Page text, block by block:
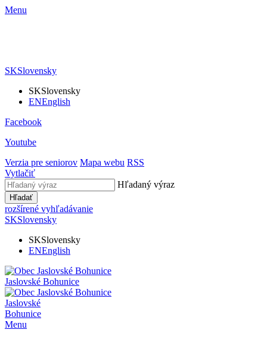
Menu
SKSlovensky
SKSlovensky
ENEnglish
Facebook
Youtube
Verzia pre seniorov Mapa webu RSS
Vytlačiť
Hľadaný výraz
Hľadať
rozšírené vyhľadávanie
SKSlovensky
SKSlovensky
ENEnglish
Jaslovské Bohunice
Jaslovské
Bohunice
Menu